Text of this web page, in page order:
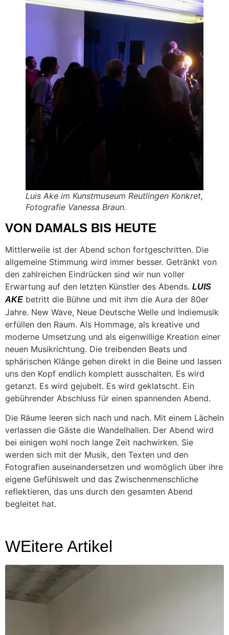
Luis Ake im Kunstmuseum Reutlingen Konkret,
Fotografie Vanessa Braun.
VON DAMALS BIS HEUTE
Mittlerweile ist der Abend schon fortgeschritten. Die
allgemeine Stimmung wird immer besser. Getränkt von
den zahlreichen Eindrücken sind wir nun voller
Erwartung auf den letzten Künstler des Abends. LUIS
AKE betritt die Bühne und mit ihm die Aura der 80er
Jahre. New Wave, Neue Deutsche Welle und Indiemusik
erfüllen den Raum. Als Hommage, als kreative und
moderne Umsetzung und als eigenwillige Kreation einer
neuen Musikrichtung. Die treibenden Beats und
sphärischen Klänge gehen direkt in die Beine und lassen
uns den Kopf endlich komplett ausschalten. Es wird
getanzt. Es wird gejubelt. Es wird geklatscht. Ein
gebührender Abschluss für einen spannenden Abend.
Die Räume leeren sich nach und nach. Mit einem Lächeln
verlassen die Gäste die Wandelhallen. Der Abend wird
bei einigen wohl noch lange Zeit nachwirken. Sie
werden sich mit der Musik, den Texten und den
Fotografien auseinandersetzen und womöglich über ihre
eigene Gefühlswelt und das Zwischenmenschliche
reflektieren, das uns durch den gesamten Abend
begleitet hat.
WEitere Artikel